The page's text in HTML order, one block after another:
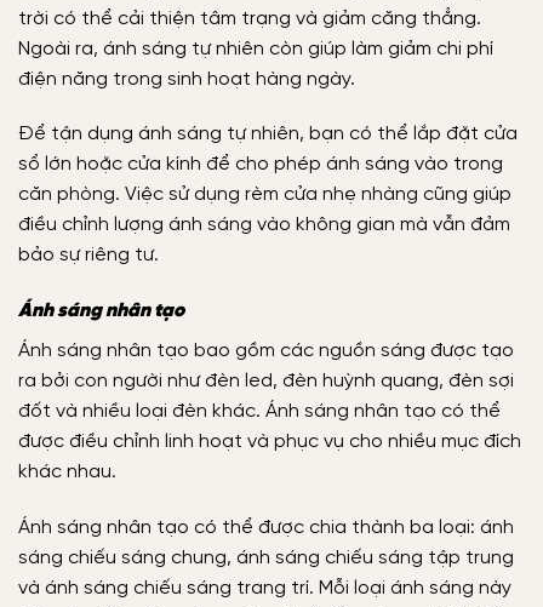
trời có thể cải thiện tâm trạng và giảm căng thẳng.
Ngoài ra, ánh sáng tự nhiên còn giúp làm giảm chi phí
điện năng trong sinh hoạt hàng ngày.
Để tận dụng ánh sáng tự nhiên, bạn có thể lắp đặt cửa
sổ lớn hoặc cửa kính để cho phép ánh sáng vào trong
căn phòng. Việc sử dụng rèm cửa nhẹ nhàng cũng giúp
điều chỉnh lượng ánh sáng vào không gian mà vẫn đảm
bảo sự riêng tư.
Ánh sáng nhân tạo
Ánh sáng nhân tạo bao gồm các nguồn sáng được tạo
ra bởi con người như đèn led, đèn huỳnh quang, đèn sợi
đốt và nhiều loại đèn khác. Ánh sáng nhân tạo có thể
được điều chỉnh linh hoạt và phục vụ cho nhiều mục đích
khác nhau.
Ánh sáng nhân tạo có thể được chia thành ba loại: ánh
sáng chiếu sáng chung, ánh sáng chiếu sáng tập trung
và ánh sáng chiếu sáng trang trí. Mỗi loại ánh sáng này